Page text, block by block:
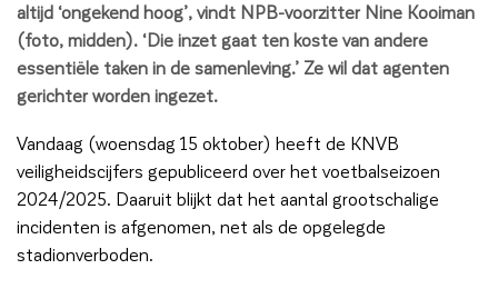
altijd ‘ongekend hoog’, vindt NPB-voorzitter Nine Kooiman
(foto, midden). ‘Die inzet gaat ten koste van andere
essentiële taken in de samenleving.’ Ze wil dat agenten
gerichter worden ingezet.
Vandaag (woensdag 15 oktober) heeft de KNVB
veiligheidscijfers gepubliceerd over het voetbalseizoen
2024/2025. Daaruit blijkt dat het aantal grootschalige
incidenten is afgenomen, net als de opgelegde
stadionverboden.